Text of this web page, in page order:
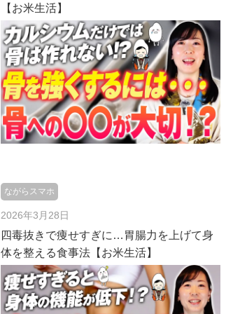
【お米生活】
ながらスマホ
2026年3月28日
四毒抜きで痩せすぎに…胃腸力を上げて身
体を整える食事法【お米生活】